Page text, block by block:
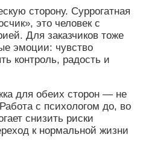
сторону. Суррогатная
это человек с
Для заказчиков тоже
эмоции: чувство
контроль, радость и
для обеих сторон — не
с психологом до, во
снизить риски
к нормальной жизни